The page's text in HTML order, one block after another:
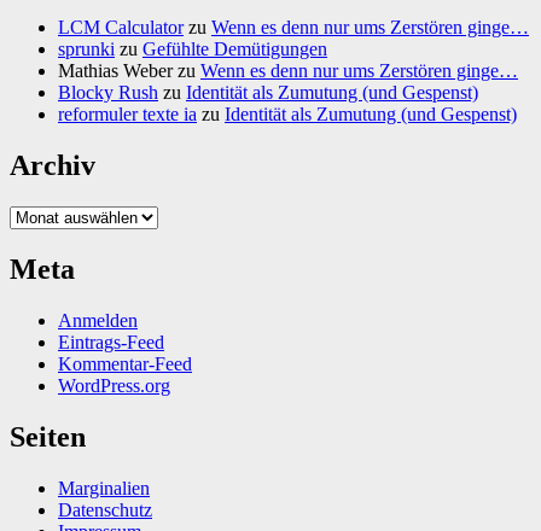
LCM Calculatorzu Wenn es denn nur ums Zerstören ginge…
sprunki zu Gefühlte Demütigungen
Mathias Weberzu Wenn es denn nur ums Zerstören ginge…
Blocky Rush zu Identität als Zumutung (und Gespenst)
reformuler texte ia zu Identität als Zumutung (und Gespenst)
Archiv
Archiv
Meta
Anmelden
Eintrags-Feed
Kommentar-Feed
WordPress.org
Seiten
Marginalien
Datenschutz